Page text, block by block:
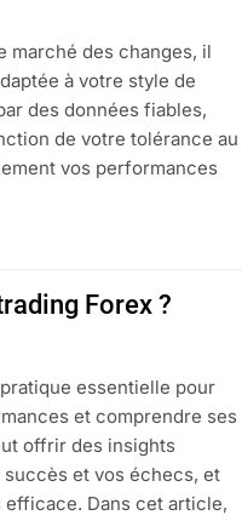
marché des changes, il
à votre style de
des données fiables,
de votre tolérance au
vos performances
Forex ?
essentielle pour
et comprendre ses
offrir des insights
et vos échecs, et
Dans cet article,